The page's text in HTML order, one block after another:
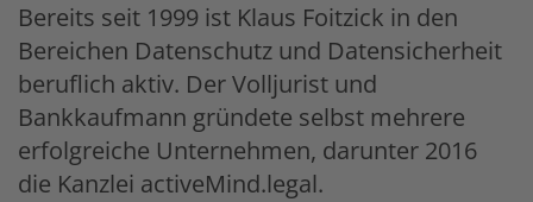
Bereits seit 1999 ist Klaus Foitzick in den
Bereichen Datenschutz und Datensicherheit
beruflich aktiv. Der Volljurist und
Bankkaufmann gründete selbst mehrere
erfolgreiche Unternehmen, darunter 2016
die Kanzlei activeMind.legal.